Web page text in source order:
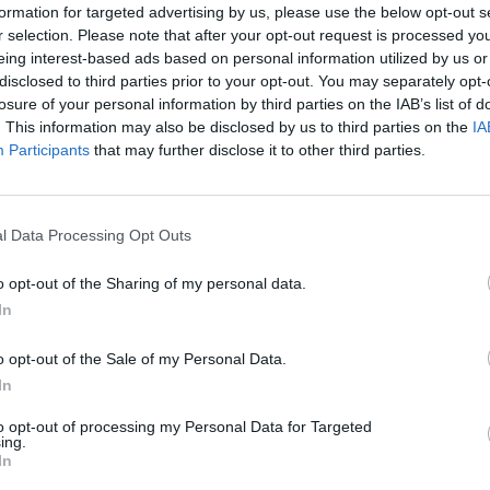
for targeted advertising by us, please use the below opt-out
selection. Please note that after your opt-out request is processed
interest-based ads based on personal information utilized by us
to third parties prior to your opt-out. You may separately
of your personal information by third parties on the IAB’s list of
This information may also be disclosed by us to third parties on the
Participants that may further disclose it to other third parties.
Data Processing Opt Outs
opt-out of the Sharing of my personal data.
opt-out of the Sale of my Personal Data.
opt-out of processing my Personal Data for Targeted
probado y que no han dado resultado. De esto hace 6 meses
- Intermittent
a que no llega a la presión suficiente en el circuito de
cosas, en este orden. Todas con el mismo resultado,
Lo pedí a tienda de recambios, probé con el nuevo y, visto que el
N75 de orden (devueltas a orden original).
de humo. Hacia el intake del motor detecté una fuga en
por la rueda izquierda (admisión). Lo di por correcto.
y andado con él.